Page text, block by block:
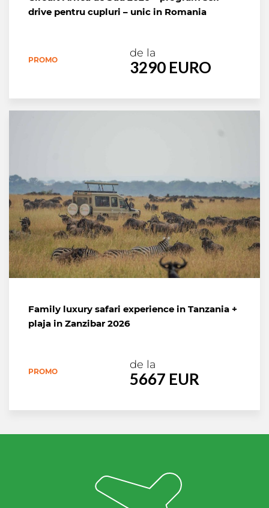
drive pentru cupluri – unic in Romania
PROMO
de la
3290 EURO
Family luxury safari experience in Tanzania +
plaja in Zanzibar 2026
PROMO
de la
5667 EUR